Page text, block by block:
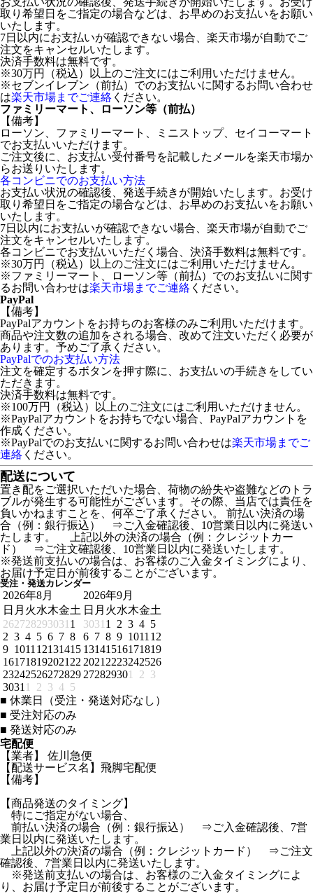
取り希望日をご指定の場合などは、お早めのお支払いをお願い
いたします。
7日以内にお支払いが確認できない場合、楽天市場が自動でご
注文をキャンセルいたします。
決済手数料は無料です。
※30万円（税込）以上のご注文にはご利用いただけません。
※セブンイレブン（前払）でのお支払いに関するお問い合わせ
は楽天市場までご連絡 ください。
ファミリーマート、ローソン等（前払）
【備考】
ローソン、ファミリーマート、ミニストップ、セイコーマート
でお支払いいただけます。
ご注文後に、お支払い受付番号を記載したメールを楽天市場か
らお送りいたします。
各コンビニでのお支払い方法
お支払い状況の確認後、発送手続きが開始いたします。お受け
取り希望日をご指定の場合などは、お早めのお支払いをお願い
いたします。
7日以内にお支払いが確認できない場合、楽天市場が自動でご
注文をキャンセルいたします。
各コンビニでお支払いいただく場合、決済手数料は無料です。
※30万円（税込）以上のご注文にはご利用いただけません。
※ファミリーマート、ローソン等（前払）でのお支払いに関す
るお問い合わせは楽天市場までご連絡 ください。
PayPal
【備考】
PayPalアカウントをお持ちのお客様のみご利用いただけます。
商品や注文数の追加をされる場合、改めて注文いただく必要が
あります。予めご了承ください。
PayPalでのお支払い方法
注文を確定するボタンを押す際に、お支払いの手続きをしてい
ただきます。
決済手数料は無料です。
※100万円（税込）以上のご注文にはご利用いただけません。
※PayPalアカウントをお持ちでない場合、PayPalアカウントを
作成ください。
※PayPalでのお支払いに関するお問い合わせは楽天市場までご
連絡 ください。
配送について
置き配をご選択いただいた場合、荷物の紛失や盗難などのトラ
ブルが発生する可能性がございます。その際、当店では責任を
負いかねますことを、何卒ご了承ください。 前払い決済の場
合（例：銀行振込） ⇒ご入金確認後、10営業日以内に発送い
たします。 上記以外の決済の場合（例：クレジットカー
ド） ⇒ご注文確認後、10営業日以内に発送いたします。
※発送前支払いの場合は、お客様のご入金タイミングにより、
お届け予定日が前後することがございます。
受注・発送カレンダー
2026年8月
日 月 火水木金土
262728293031 1
2 3 4 5 6 7 8
9 1011 12131415
161718192021 22
23242526272829
3031 1 2 3 4 5
2026年9月
日 月 火水木金土
3031 1 2 3 4 5
6 7 8 9 1011 12
13141516171819
2021 2223242526
272829301 2 3
■ 休業日（受注・発送対応なし）
■ 受注対応のみ
■ 発送対応のみ
宅配便
【業者】 佐川急便
【配送サービス名】飛脚宅配便
【備考】
【商品発送のタイミング】
特にご指定がない場合、
前払い決済の場合（例：銀行振込） ⇒ご入金確認後、7営
業日以内に発送いたします。
上記以外の決済の場合（例：クレジットカード） ⇒ご注文
確認後、7営業日以内に発送いたします。
※発送前支払いの場合は、お客様のご入金タイミングによ
り、お届け予定日が前後することがございます。